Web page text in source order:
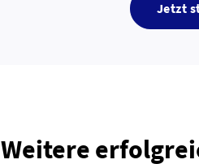
Jetzt
Weitere